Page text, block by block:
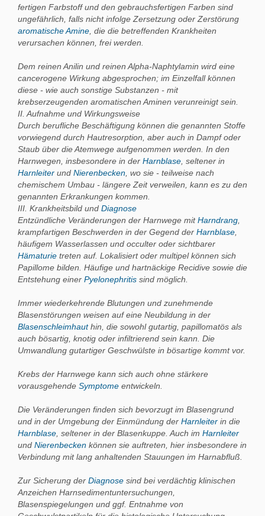
fertigen Farbstoff und den gebrauchsfertigen Farben sind
ungefährlich, falls nicht infolge Zersetzung oder Zerstörung
aromatische Amine , die die betreffenden Krankheiten
verursachen können, frei werden.
Dem reinen Anilin und reinen Alpha-Naphtylamin wird eine
cancerogene Wirkung abgesprochen; im Einzelfall können
diese - wie auch sonstige Substanzen - mit
krebserzeugenden aromatischen Aminen verunreinigt sein.
II. Aufnahme und Wirkungsweise
Durch berufliche Beschäftigung können die genannten Stoffe
vorwiegend durch Hautresorption, aber auch in Dampf oder
Staub über die Atemwege aufgenommen werden. In den
Harnwegen, insbesondere in der Harnblase , seltener in
Harnleiter und Nierenbecken , wo sie - teilweise nach
chemischem Umbau - längere Zeit verweilen, kann es zu den
genannten Erkrankungen kommen.
III. Krankheitsbild und Diagnose
Entzündliche Veränderungen der Harnwege mitHarndrang
krampfartigen Beschwerden in der Gegend der Harnblase
häufigem Wasserlassen und occulter oder sichtbarer
Hämaturie treten auf. Lokalisiert oder multipel können sich
Papillome bilden. Häufige und hartnäckige Recidive sowie die
Entstehung einer Pyelonephritis sind möglich.
Immer wiederkehrende Blutungen und zunehmende
Blasenstörungen weisen auf eine Neubildung in der
Blasenschleimhauthin, die sowohl gutartig, papillomatös als
auch bösartig, knotig oder infiltrierend sein kann. Die
Umwandlung gutartiger Geschwülste in bösartige kommt vor.
Krebs der Harnwege kann sich auch ohne stärkere
vorausgehende Symptome entwickeln.
Die Veränderungen finden sich bevorzugt im Blasengrund
und in der Umgebung der Einmündung der Harnleiter in die
Harnblase , seltener in der Blasenkuppe. Auch im Harnleiter
und Nierenbecken können sie auftreten, hier insbesondere in
Verbindung mit lang anhaltenden Stauungen im Harnabfluß.
Zur Sicherung der Diagnose sind bei verdächtig klinischen
Anzeichen Harnsedimentuntersuchungen,
Blasenspiegelungen und ggf. Entnahme von